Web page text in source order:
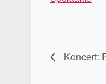
Koncert: